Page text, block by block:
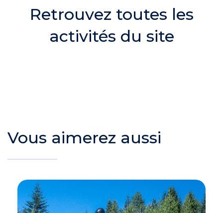
Retrouvez toutes les
activités du site
Vous aimerez aussi